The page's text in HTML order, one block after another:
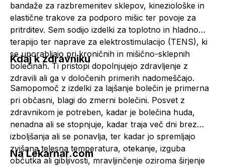
bandaže za razbremenitev sklepov, kineziološke in
elastične trakove za podporo mišic ter povoje za
pritrditev. Sem sodijo izdelki za toplotno in hladno
terapijo ter naprave za elektrostimulacijo (TENS), ki
se uporabljajo pri kroničnih in mišično-sklepnih
bolečinah. Ti pristopi dopolnjujejo zdravljenje z
zdravili ali ga v določenih primerih nadomeščajo.
Kdaj k zdravniku
Samopomoč z izdelki za lajšanje bolečin je primerna
pri občasni, blagi do zmerni bolečini. Posvet z
zdravnikom je potreben, kadar je bolečina huda,
nenadna ali se stopnjuje, kadar traja več dni brez
izboljšanja ali se ponavlja, ter kadar jo spremljajo
zvišana telesna temperatura, otekanje, izguba
občutka ali gibljivosti, mravljinčenje oziroma širjenje
Na Lekarnar.com